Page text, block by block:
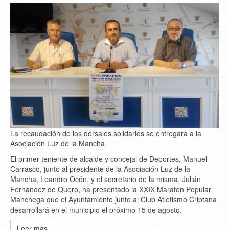
La recaudación de los dorsales solidarios se entregará a la
Asociación Luz de la Mancha
El primer teniente de alcalde y concejal de Deportes, Manuel
Carrasco, junto al presidente de la Asociación Luz de la
Mancha, Leandro Ocón, y el secretario de la misma, Julián
Fernández de Quero, ha presentado la XXIX Maratón Popular
Manchega que el Ayuntamiento junto al Club Atletismo Criptana
desarrollará en el municipio el próximo 15 de agosto.